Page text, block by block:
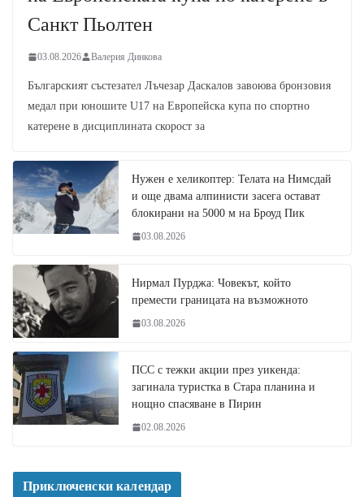
Санкт Пьолтен
03.08.2026 Валерия Динкова
Българският състезател Лъчезар Даскалов завоюва бронзовия
медал при юношите U17 на Европейска купа по спортно
катерене в дисциплината скорост за
Нужен е хеликоптер: Телата на Нимсдай
и още двама алпинисти засега остават
блокирани на 5000 м на Броуд Пик
03.08.2026
Нирмал Пурджа: Човекът, който
премести границата на възможното
03.08.2026
ПСС с тежки акции през уикенда:
загинала туристка в Стара планина и
нощно спасяване в Пирин
02.08.2026
Приключенски календар